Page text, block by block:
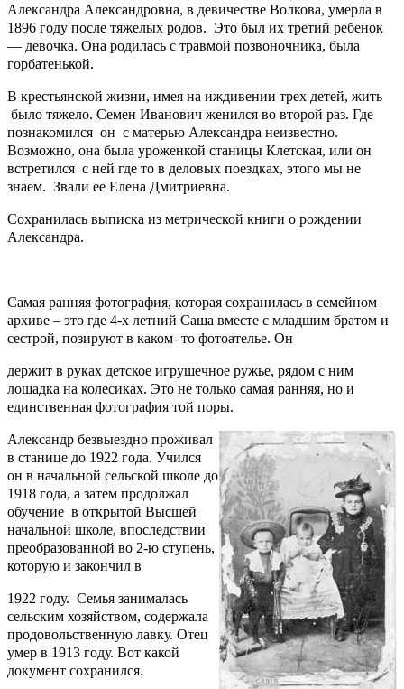
Александра Александровна, в девичестве Волкова, умерла в
1896 году после тяжелых родов. Это был их третий ребенок
— девочка. Она родилась с травмой позвоночника, была
горбатенькой.
В крестьянской жизни, имея на иждивении трех детей, жить
было тяжело. Семен Иванович женился во второй раз. Где
познакомился он с матерью Александра неизвестно.
Возможно, она была уроженкой станицы Клетская, или он
встретился с ней где то в деловых поездках, этого мы не
знаем. Звали ее Елена Дмитриевна.
Сохранилась выписка из метрической книги о рождении
Александра.
Самая ранняя фотография, которая сохранилась в семейном
архиве – это где 4-х летний Саша вместе с младшим братом и
сестрой, позируют в каком- то фотоателье. Он
держит в руках детское игрушечное ружье, рядом с ним
лошадка на колесиках. Это не только самая ранняя, но и
единственная фотография той поры.
Александр безвыездно проживал
в станице до 1922 года. Учился
он в начальной сельской школе до
1918 года, а затем продолжал
обучение в открытой Высшей
начальной школе, впоследствии
преобразованной во 2-ю ступень,
которую и закончил в
1922 году. Семья занималась
сельским хозяйством, содержала
продовольственную лавку. Отец
умер в 1913 году. Вот какой
документ сохранился.